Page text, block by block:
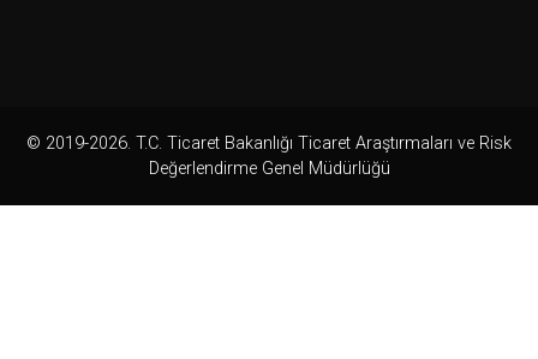
© 2019-2026. T.C. Ticaret Bakanlığı Ticaret Araştırmaları ve Risk
Değerlendirme Genel Müdürlüğü